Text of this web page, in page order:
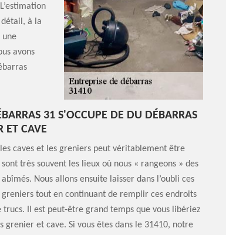
à la
une
avons
31 S'OCCUPE DE DU DÉBARRAS
ET CAVE
caves et les greniers peut véritablement être
très souvent les lieux où nous « rangeons » des
Nous allons ensuite laisser dans l’oubli ces
greniers tout en continuant de remplir ces endroits
trucs. Il est peut-être grand temps que vous libériez
grenier et cave. Si vous êtes dans le 31410, notre